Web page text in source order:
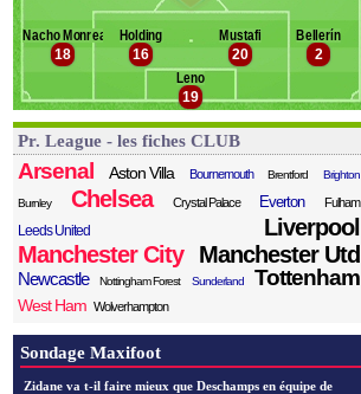
Papastathopoulos
Ramsey
19
Leno
2
Bellerín
20
Mustafi
16
Holding
18
Nacho Monreal
Pr. League - les fiches CLUB
Arsenal Aston Villa Bournemouth Brentford Brighton
Burnley Chelsea Crystal Palace Everton Fulham
Leeds United
Liverpool
Manchester City
Manchester Utd
Newcastle Nottingham Forest Sunderland Tottenham
West Ham Wolverhampton
Sondage Maxifoot
Zidane va t-il faire mieux que Deschamps en équipe de